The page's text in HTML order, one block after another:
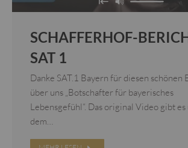
SCHAFFERHOF-
SAT 1
Danke SAT.1 Bayern für diesen schönen
über uns „Botschafter für bayerisches
Lebensgefühl“. Das original Video gibt
dem…